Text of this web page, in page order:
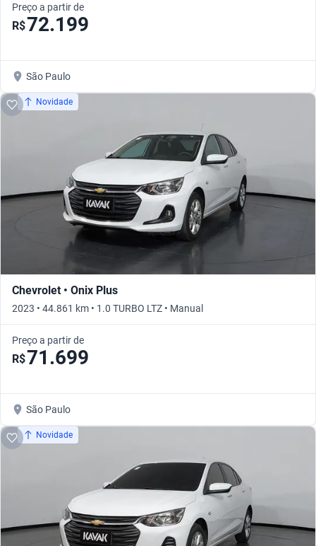
Preço a partir de
R$72.199
São Paulo
Novidade
Chevrolet • Onix Plus
2023 • 44.861 km • 1.0 TURBO LTZ • Manual
Preço a partir de
R$71.699
São Paulo
Novidade